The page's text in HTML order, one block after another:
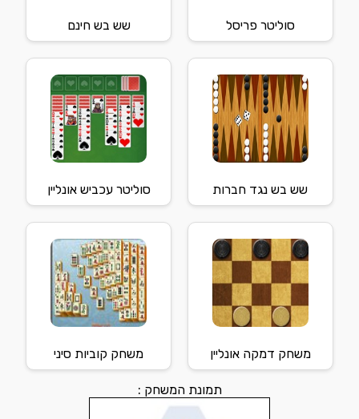
סוליטר פריסל שש בש חינם
שש בש נגד חברות סוליטר עכביש אונליין
משחק דמקה אונליין משחק קוביות סיני
תמונת המשחק :